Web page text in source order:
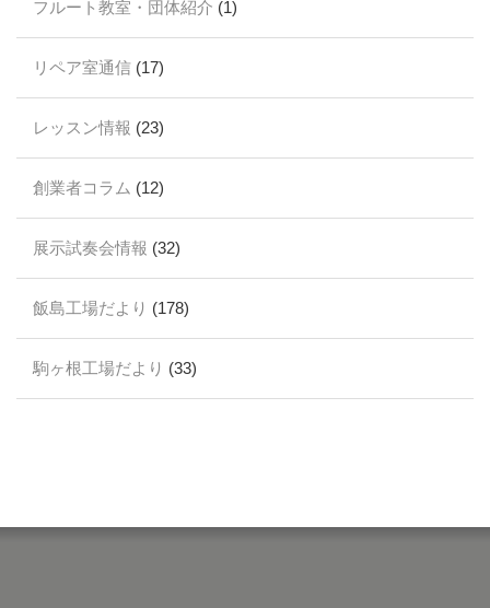
フルート教室・団体紹介 (1)
リペア室通信 (17)
レッスン情報 (23)
創業者コラム (12)
展示試奏会情報 (32)
飯島工場だより (178)
駒ヶ根工場だより (33)